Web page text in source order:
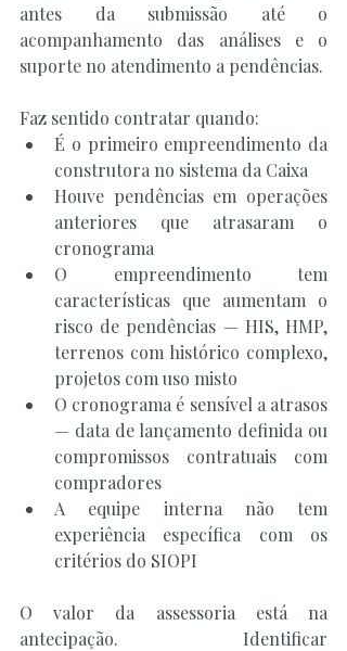
antes da submissão até o
acompanhamento das análises e o
suporte no atendimento a pendências.
Faz sentido contratar quando:
É o primeiro empreendimento da
construtora no sistema da Caixa
Houve pendências em operações
anteriores que atrasaram o
cronograma
O empreendimento tem
características que aumentam o
risco de pendências — HIS, HMP,
terrenos com histórico complexo,
projetos com uso misto
O cronograma é sensível a atrasos
— data de lançamento definida ou
compromissos contratuais com
compradores
A equipe interna não tem
experiência específica com os
critérios do SIOPI
O valor da assessoria está na
antecipação. Identificar